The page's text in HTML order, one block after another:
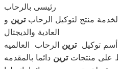
رئيسى بالرحاب
منتج لتوكيل الرحابترين و
العادية والديجتال
أسم توكيلترين الرحاب العالميه
على منتجاتترين دائما بالمقدمه